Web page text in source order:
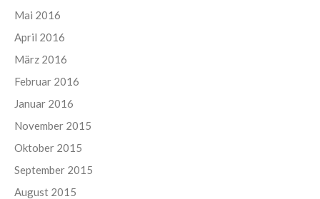
Mai 2016
April 2016
März 2016
Februar 2016
Januar 2016
November 2015
Oktober 2015
September 2015
August 2015